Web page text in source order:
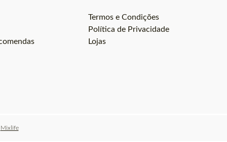
Termos e Condições
Política de Privacidade
Lojas
Mixlife